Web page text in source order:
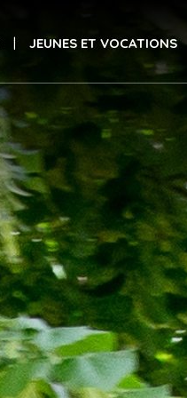
JEUNES ET VOCATIONS